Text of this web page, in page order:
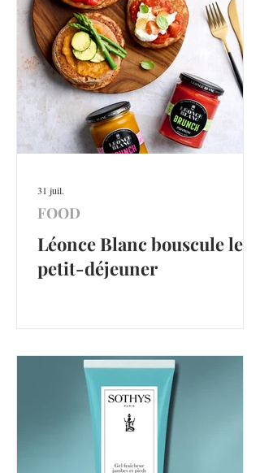
Léonce Blanc bouscule le
petit-déjeuner
FOOD
31 juil.